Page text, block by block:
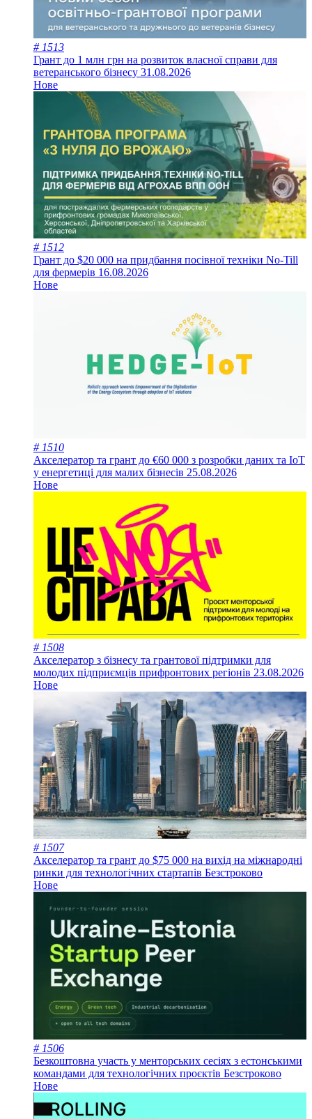
# 1513
Грант до 1 млн грн на розвиток власної справи для
ветеранського бізнесу 31.08.2026
Нове
# 1512
Грант до $20 000 на придбання посівної техніки No-Till
для фермерів 16.08.2026
Нове
# 1510
Акселератор та грант до €60 000 з розробки даних та IoT
у енергетиці для малих бізнесів 25.08.2026
Нове
# 1508
Акселератор з бізнесу та грантової підтримки для
молодих підприємців прифронтових регіонів 23.08.2026
Нове
# 1507
Акселератор та грант до $75 000 на вихід на міжнародні
ринки для технологічних стартапів Безстроково
Нове
# 1506
Безкоштовна участь у менторських сесіях з естонськими
командами для технологічних проєктів Безстроково
Нове